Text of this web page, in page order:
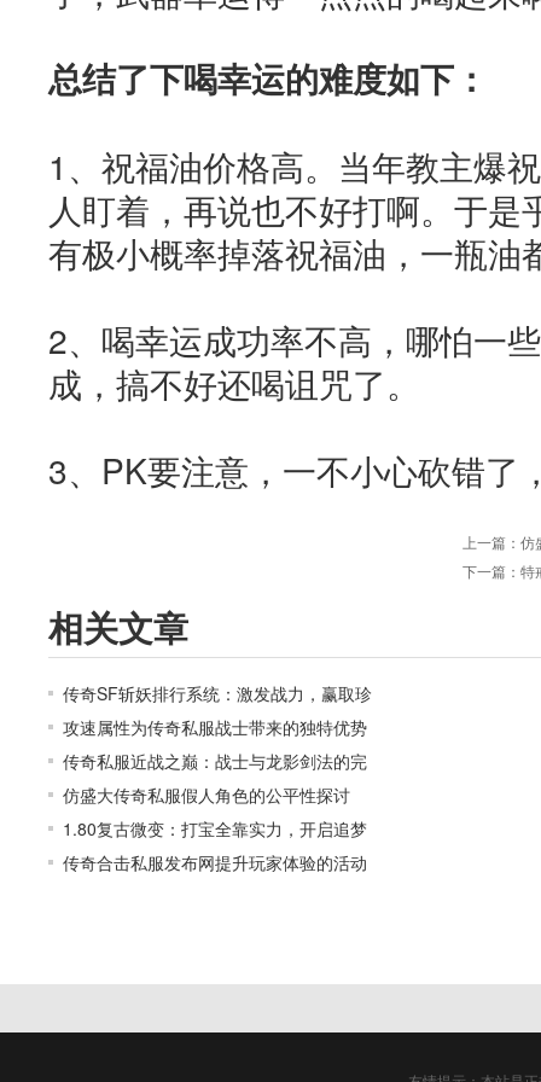
总结了下喝幸运的难度如下：
1、祝福油价格高。当年教主爆
人盯着，再说也不好打啊。于是
有极小概率掉落祝福油，一瓶油
2、喝幸运成功率不高，哪怕一
成，搞不好还喝诅咒了。
3、PK要注意，一不小心砍错了
上一篇： 仿
下一篇： 特
相关文章
传奇SF斩妖排行系统：激发战力，赢取珍
攻速属性为传奇私服战士带来的独特优势
传奇私服近战之巅：战士与龙影剑法的完
仿盛大传奇私服假人角色的公平性探讨
1.80复古微变：打宝全靠实力，开启追梦
传奇合击私服发布网提升玩家体验的活动